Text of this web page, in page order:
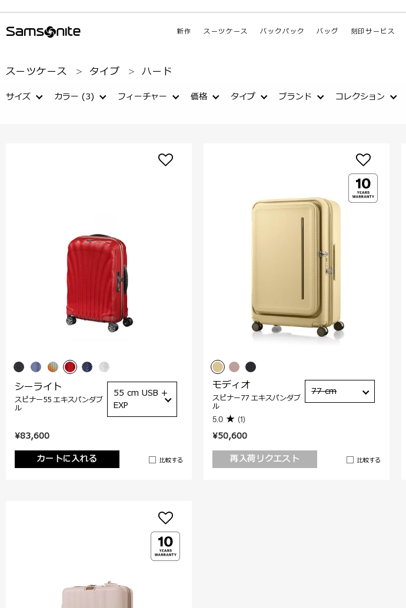
新作 スーツケース バックパック バッグ 刻印サービス
スーツケース タイプ ハード
サイズ カラー (3) フィーチャー 価格 ブランド コレクション
タイプ
¥83,600
カートに入れる
比較する
シーライト
スピナー55 エキスパンダブ
ル
55 cm USB +
EXP
¥50,600
再入荷リクエスト
比較する
モディオ
スピナー77 エキスパンダブ
ル
5.0 (1)
77 cm